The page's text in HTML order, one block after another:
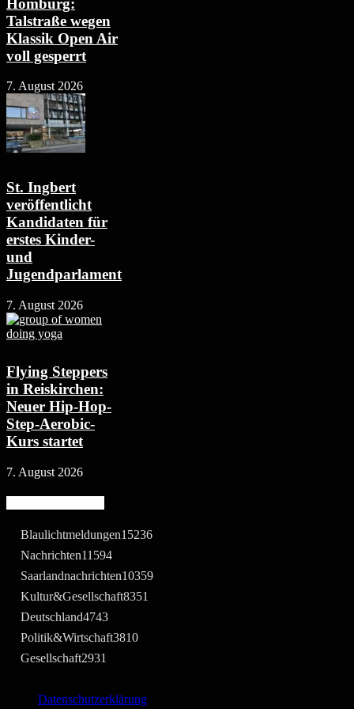
Talstraße wegen
Klassik Open Air
voll gesperrt
7. August 2026
St. Ingbert
veröffentlicht
Kandidaten für
erstes Kinder-
und
Jugendparlament
7. August 2026
Flying Steppers
in Reiskirchen:
Neuer Hip-Hop-
Step-Aerobic-
Kurs startet
7. August 2026
Blaulichtmeldungen15236
Nachrichten11594
Saarlandnachrichten10359
Kultur&Gesellschaft8351
Deutschland4743
Politik&Wirtschaft3810
Gesellschaft2931
Datenschutzerklärung